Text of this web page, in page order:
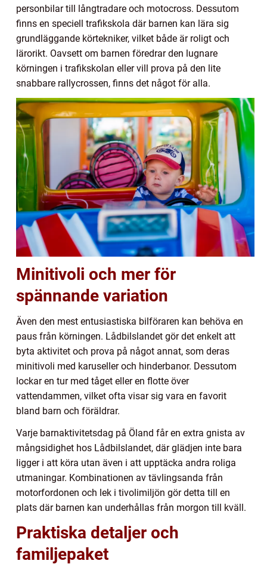
personbilar till långtradare och motocross. Dessutom
finns en speciell trafikskola där barnen kan lära sig
grundläggande körtekniker, vilket både är roligt och
lärorikt. Oavsett om barnen föredrar den lugnare
körningen i trafikskolan eller vill prova på den lite
snabbare rallycrossen, finns det något för alla.
Minitivoli och mer för
spännande variation
Även den mest entusiastiska bilföraren kan behöva en
paus från körningen. Lådbilslandet gör det enkelt att
byta aktivitet och prova på något annat, som deras
minitivoli med karuseller och hinderbanor. Dessutom
lockar en tur med tåget eller en flotte över
vattendammen, vilket ofta visar sig vara en favorit
bland barn och föräldrar.
Varje barnaktivitetsdag på Öland får en extra gnista av
mångsidighet hos Lådbilslandet, där glädjen inte bara
ligger i att köra utan även i att upptäcka andra roliga
utmaningar. Kombinationen av tävlingsanda från
motorfordonen och lek i tivolimiljön gör detta till en
plats där barnen kan underhållas från morgon till kväll.
Praktiska detaljer och
familjepaket